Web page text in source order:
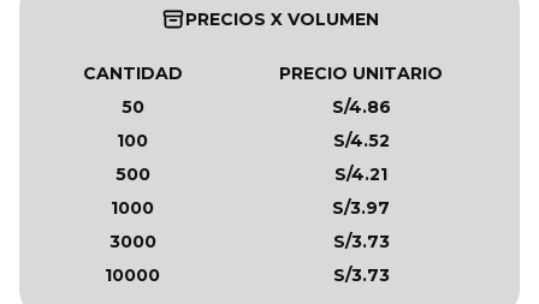
PRECIOS X VOLUMEN
CANTIDAD
PRECIO UNITARIO
50
S/4.86
100
S/4.52
500
S/4.21
1000
S/3.97
3000
S/3.73
10000
S/3.73